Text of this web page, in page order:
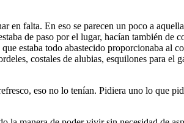
en falta. En eso se parecen un poco a
de paso por el lugar, hacían también de
estaba todo abastecido proporcionaba al
costales de alubias, esquilones para el
eso no lo tenían. Pidiera uno lo que